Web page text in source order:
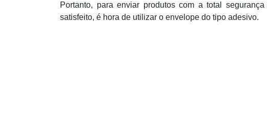
Portanto, para enviar produtos com a total
satisfeito, é hora de utilizar o envelope do tipo adesivo.